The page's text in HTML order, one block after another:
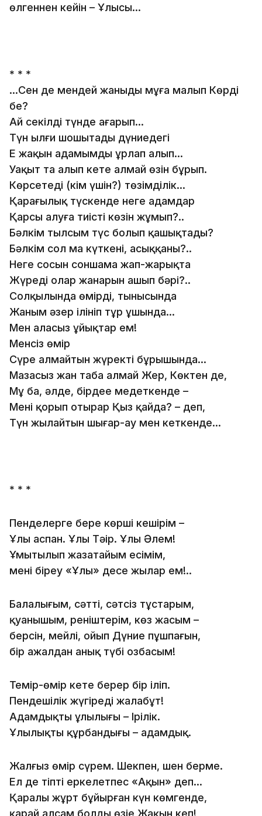
өлгеннен кейін – Ұлысың…
* * *
...Сен де мендей жаныңды мұңға малып Көрдің
бе?
Ай секілді түнде ағарып...
Түн ылғи шошытады дүниедегі
Ең жақын адамымды ұрлап алып...
Уақыт та алып кете алмай өзін бұрып.
Көрсетеді (кім үшін?) төзімділік...
Қараңғылық түскенде неге адамдар
Қарсы алуға тиісті көзін жұмып?..
Бәлкім тылсым түс болып қашықтады?
Бәлкім сол ма күткені, асыққаны?..
Неге сосын соншама жап-жарықта
Жүреді олар жанарын ашып бәрі?..
Солқылында өмірдің, тынысында
Жаным әзер ілініп тұр ұшында...
Мен алаңсыз ұйықтар ем!
Менсіз өмір
Сүре алмайтын жүректің бұрышында...
Мазасыз жан таба алмай Жер, Көктен де,
Мұң ба, әлде, бірдеңе меңдеткенде –
Мені қорып отырар Қыз қайда? – деп,
Түн жылайтын шығар-ау мен кеткенде...
* * *
Пенделерге бере көрші кешірім –
Ұлы аспан. Ұлы Тәңір. Ұлы Әлем!
Ұмытылып жазатайым есімім,
мені біреу «Ұлы» десе жылар ем!..
Балалығым, сәтті, сәтсіз тұстарым,
қуанышым, реніштерім, көз жасым –
берсін, мейлі, ойып Дүние пұшпағын,
бір ажалдан анық түбі озбасым!
Темір-өмір кете берер бір іліп.
Пендешілік жүгіреді жалаңбұт!
Адамдықтың ұлылығы – Ірілік.
Ұлылықтың құрбандығы – адамдық.
Жалғыз өмір сүрем. Шекпен, шен берме.
Ел де тіпті еркелетпес «Ақын» деп…
Қаралы жұрт бұйырған күн көмгенде,
қарай алсам болды өзіңе Жақын кеп!